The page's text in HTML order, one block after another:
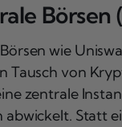
Börsen
wie
Tausch von
zentrale
abwickelt. Statt